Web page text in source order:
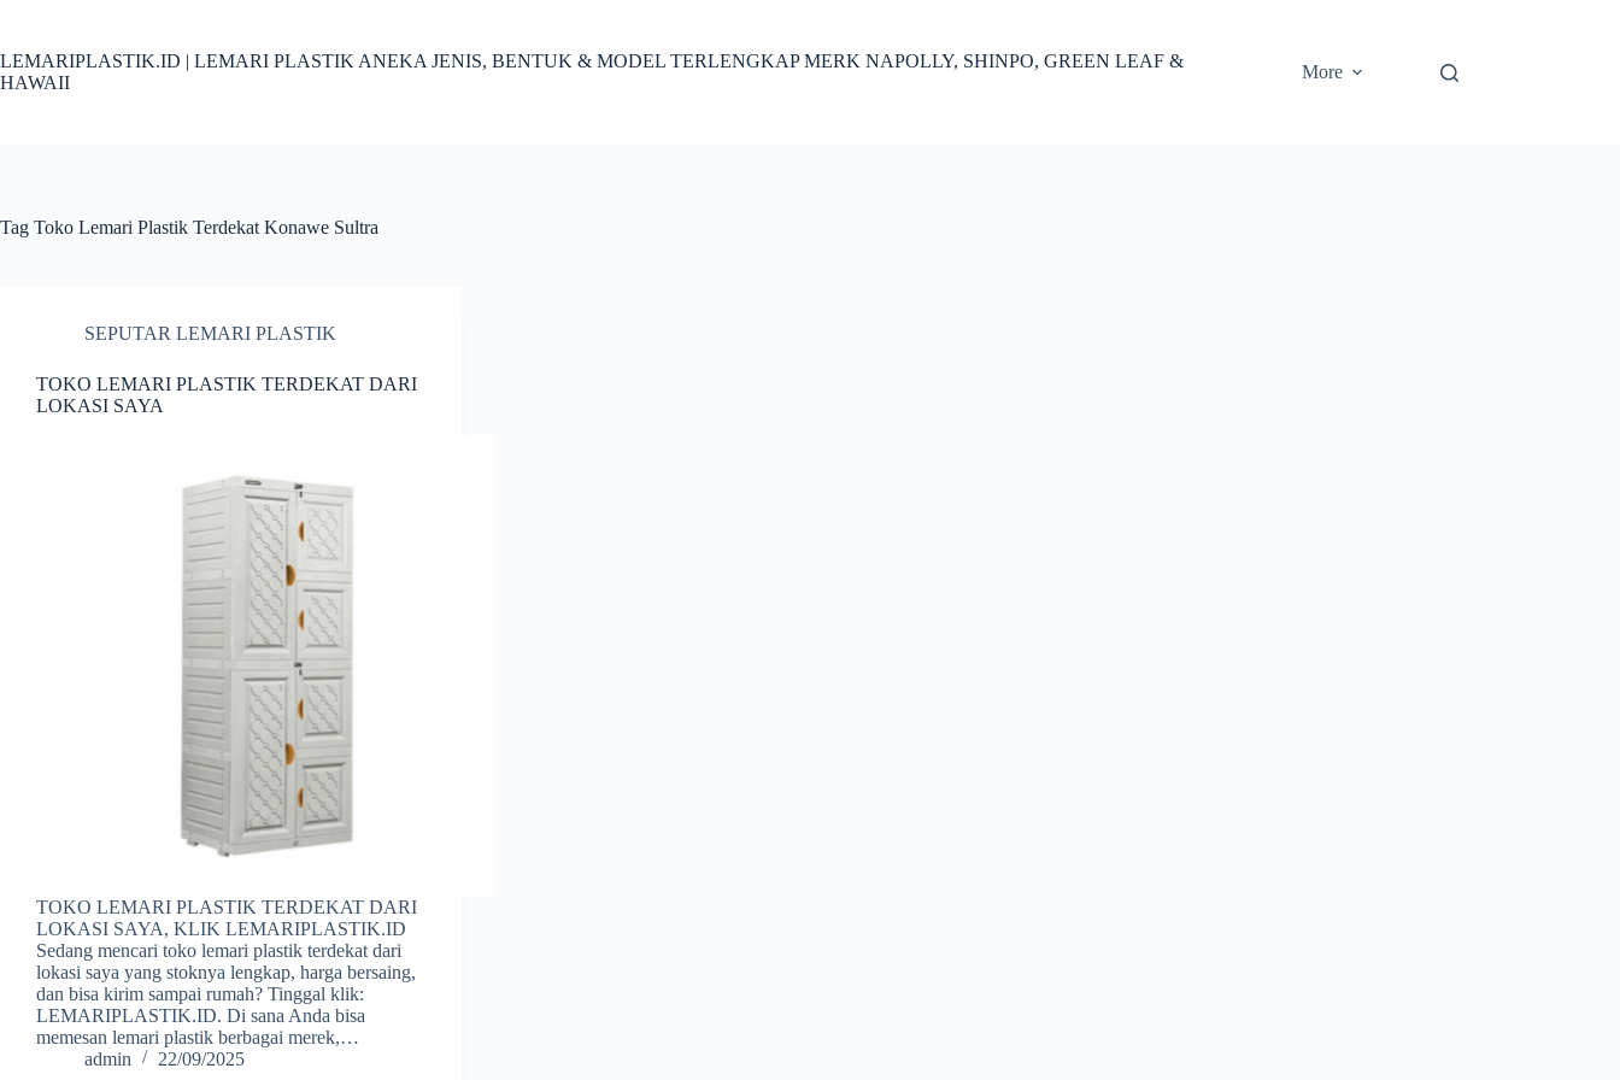
content
LEMARIPLASTIK.ID | LEMARI PLASTIK ANEKA JENIS, BENTUK & MODEL TERLENGKAP MERK NAPOLLY, SHINPO, GREEN LEAF &
HAWAII
More
Tag Toko Lemari Plastik Terdekat Konawe Sultra
SEPUTAR LEMARI PLASTIK
TOKO LEMARI PLASTIK TERDEKAT DARI
LOKASI SAYA
TOKO LEMARI PLASTIK TERDEKAT DARI
LOKASI SAYA, KLIK LEMARIPLASTIK.ID
Sedang mencari toko lemari plastik terdekat dari
lokasi saya yang stoknya lengkap, harga bersaing,
dan bisa kirim sampai rumah? Tinggal klik:
LEMARIPLASTIK.ID. Di sana Anda bisa
memesan lemari plastik berbagai merek,…
admin
22/09/2025